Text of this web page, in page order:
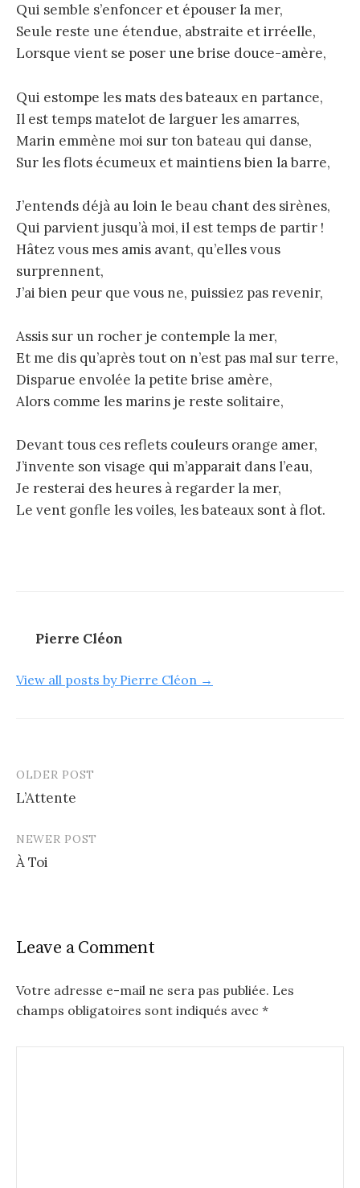
Qui semble s’enfoncer et épouser la mer,
Seule reste une étendue, abstraite et irréelle,
Lorsque vient se poser une brise douce-amère,
Qui estompe les mats des bateaux en partance,
Il est temps matelot de larguer les amarres,
Marin emmène moi sur ton bateau qui danse,
Sur les flots écumeux et maintiens bien la barre,
J’entends déjà au loin le beau chant des sirènes,
Qui parvient jusqu’à moi, il est temps de partir !
Hâtez vous mes amis avant, qu’elles vous
surprennent,
J’ai bien peur que vous ne, puissiez pas revenir,
Assis sur un rocher je contemple la mer,
Et me dis qu’après tout on n’est pas mal sur terre,
Disparue envolée la petite brise amère,
Alors comme les marins je reste solitaire,
Devant tous ces reflets couleurs orange amer,
J’invente son visage qui m’apparait dans l’eau,
Je resterai des heures à regarder la mer,
Le vent gonfle les voiles, les bateaux sont à flot.
Pierre Cléon
View all posts by Pierre Cléon →
Post
navigation
OLDER POST
L’Attente
NEWER POST
À Toi
Leave a Comment
Votre adresse e-mail ne sera pas publiée. Les
champs obligatoires sont indiqués avec *